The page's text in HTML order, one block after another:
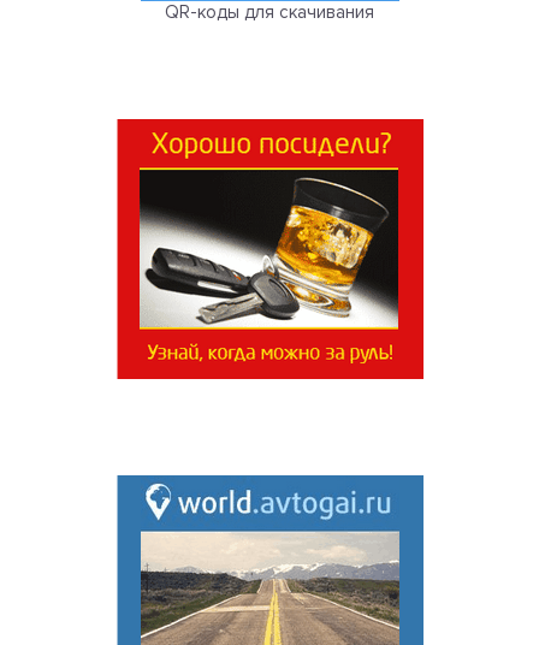
QR-коды для скачивания